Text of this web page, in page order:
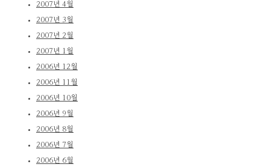
2007년 4월
2007년 3월
2007년 2월
2007년 1월
2006년 12월
2006년 11월
2006년 10월
2006년 9월
2006년 8월
2006년 7월
2006년 6월